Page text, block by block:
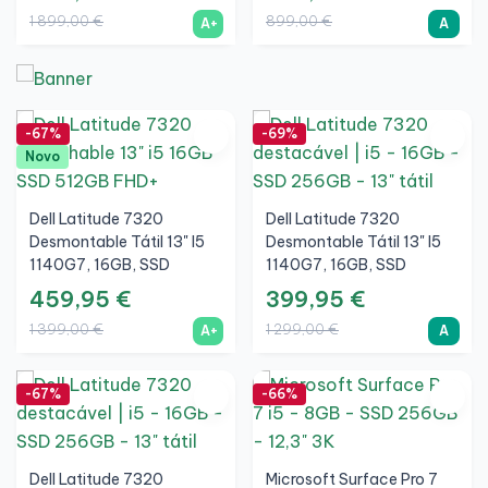
1 899,00 € A+ 899,00 € A
-67%
Novo
Dell Latitude 7320
Desmontable Tátil 13" I5
1140G7, 16GB, SSD
512GB, FHD+, Prata, A+
459,95 €
1 399,00 € A+
-69%
Dell Latitude 7320
Desmontable Tátil 13" I5
1140G7, 16GB, SSD
256GB, FHD+, Prata, A
399,95 €
1 299,00 € A
-67%
Dell Latitude 7320
-66%
Microsoft Surface Pro 7